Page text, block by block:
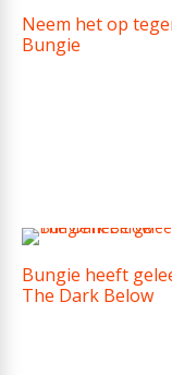
Neem het op
Bungie
Bungie heeft
The Dark Below